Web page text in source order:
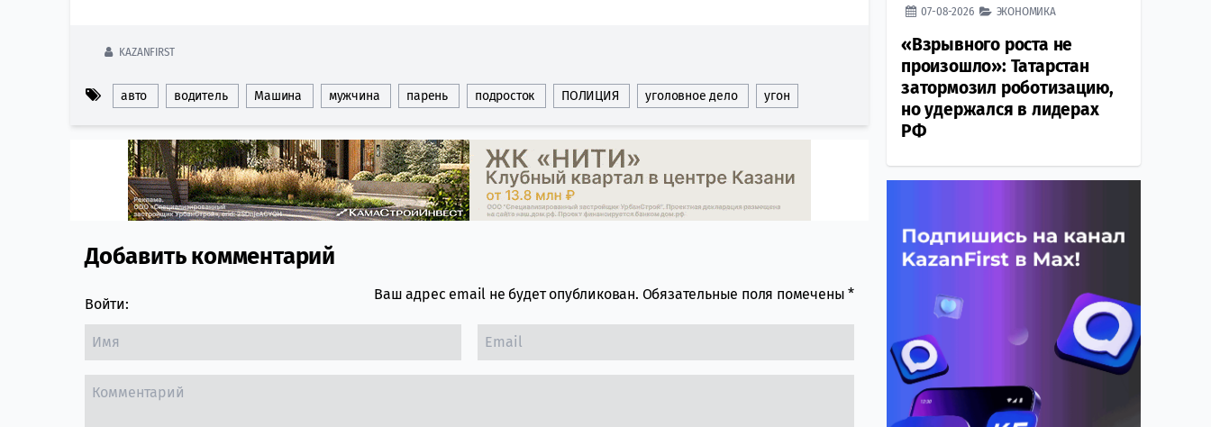
KAZANFIRST
авто водитель Машина мужчина парень подросток ПОЛИЦИЯ уголовное дело угон
Comment section
Добавить комментарий
Войти:
Ваш адрес email не будет опубликован. Обязательные поля помечены*
07-08-2026 ЭКОНОМИКА
«Взрывного роста не
произошло»: Татарстан
затормозил роботизацию,
но удержался в лидерах
РФ